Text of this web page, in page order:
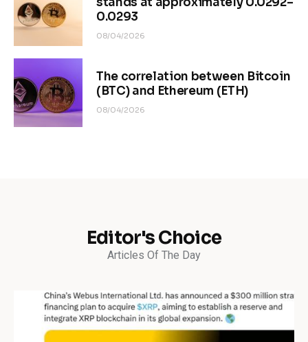
0.0293
08/04/2026
The correlation between Bitcoin
(BTC) and Ethereum (ETH)
08/04/2026
Editor's Choice
Articles Of The Day